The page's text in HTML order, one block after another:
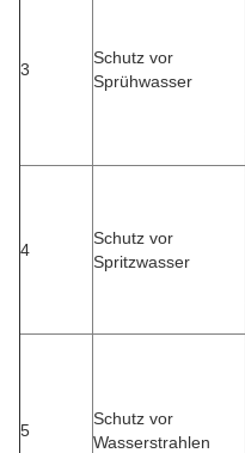
3
Schutz vor
Sprühwasser
4
Schutz vor
Spritzwasser
5
Schutz vor
Wasserstrahlen